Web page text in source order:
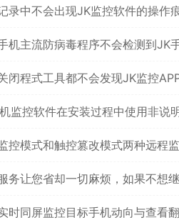
录中不会出现JK监控软件的操作痕
机主流防病毒程序不会检测到JK
闭程式工具都不会发现JK监控APP
监控软件在安装过程中使用非说
控模式和触控篡改模式两种远程
务让您省却一切麻烦，如果不想
时同屏监控目标手机动向与查看